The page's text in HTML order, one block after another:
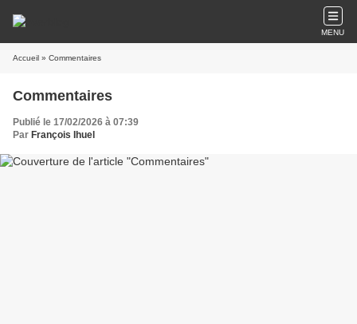
MENU
Accueil » Commentaires
Commentaires
Publié le 17/02/2026 à 07:39
Par François Ihuel